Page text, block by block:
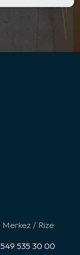
/ Rize
535 30 00